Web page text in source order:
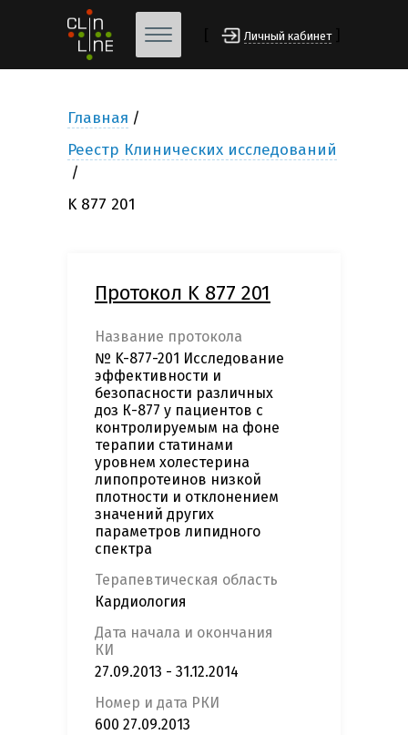
Личный кабинет
Главная
Реестр Клинических исследований
K 877 201
Протокол K 877 201
Название протокола
№ K-877-201 Исследование
эффективности и
безопасности различных
доз К-877 у пациентов с
контролируемым на фоне
терапии статинами
уровнем холестерина
липопротеинов низкой
плотности и отклонением
значений других
параметров липидного
спектра
Терапевтическая область
Кардиология
Дата начала и окончания
КИ
27.09.2013 - 31.12.2014
Номер и дата РКИ
600 27.09.2013